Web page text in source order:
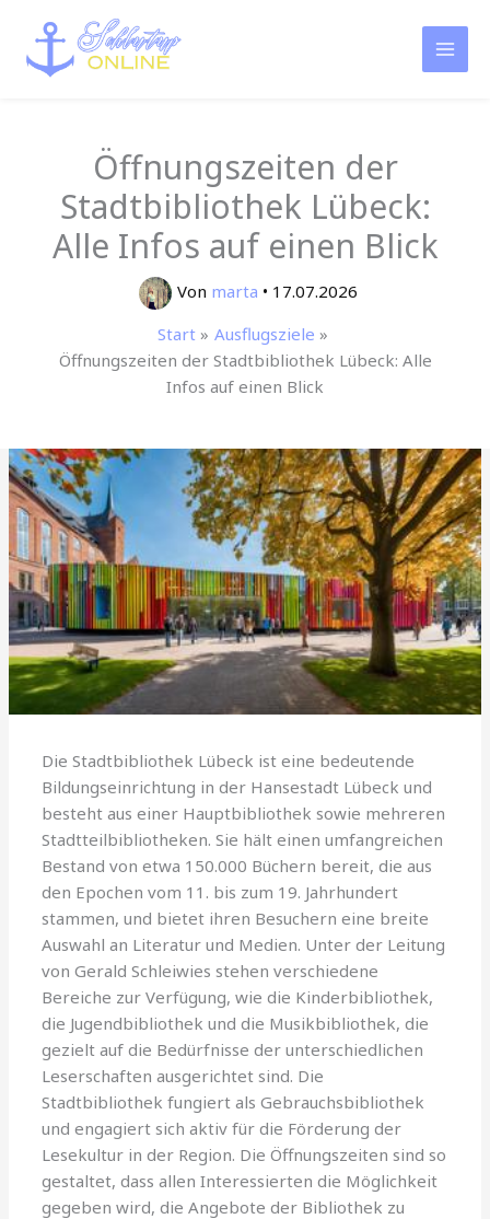
Inhalt
springen
Öffnungszeiten der
Stadtbibliothek Lübeck:
Alle Infos auf einen Blick
Von marta • 17.07.2026
Start
Ausflugsziele
Öffnungszeiten der Stadtbibliothek Lübeck: Alle
Infos auf einen Blick
Die Stadtbibliothek Lübeck ist eine bedeutende
Bildungseinrichtung in der Hansestadt Lübeck und
besteht aus einer Hauptbibliothek sowie mehreren
Stadtteilbibliotheken. Sie hält einen umfangreichen
Bestand von etwa 150.000 Büchern bereit, die aus
den Epochen vom 11. bis zum 19. Jahrhundert
stammen, und bietet ihren Besuchern eine breite
Auswahl an Literatur und Medien. Unter der Leitung
von Gerald Schleiwies stehen verschiedene
Bereiche zur Verfügung, wie die Kinderbibliothek,
die Jugendbibliothek und die Musikbibliothek, die
gezielt auf die Bedürfnisse der unterschiedlichen
Leserschaften ausgerichtet sind. Die
Stadtbibliothek fungiert als Gebrauchsbibliothek
und engagiert sich aktiv für die Förderung der
Lesekultur in der Region. Die Öffnungszeiten sind so
gestaltet, dass allen Interessierten die Möglichkeit
gegeben wird, die Angebote der Bibliothek zu